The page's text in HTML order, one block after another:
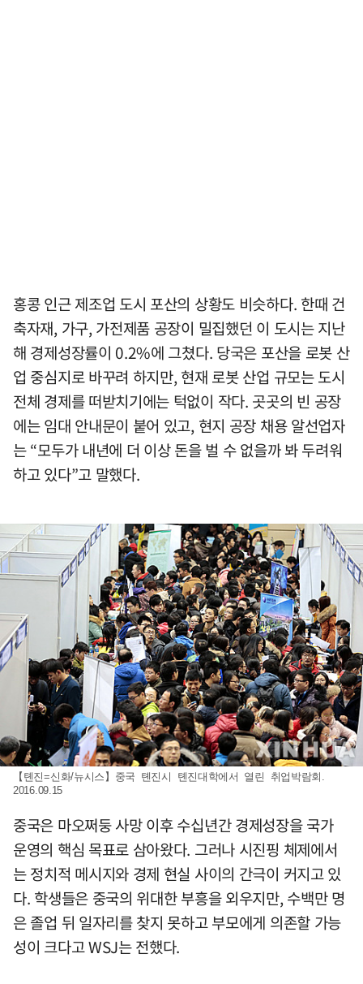
홍콩 인근 제조업 도시 포산의 상황도 비슷하다. 한때 건
축자재, 가구, 가전제품 공장이 밀집했던 이 도시는 지난
해 경제성장률이 0.2%에 그쳤다. 당국은 포산을 로봇 산
업 중심지로 바꾸려 하지만, 현재 로봇 산업 규모는 도시
전체 경제를 떠받치기에는 턱없이 작다. 곳곳의 빈 공장
에는 임대 안내문이 붙어 있고, 현지 공장 채용 알선업자
는 “모두가 내년에 더 이상 돈을 벌 수 없을까 봐 두려워
하고 있다”고 말했다.
【톈진=신화/뉴시스】중국 톈진시 톈진대학에서 열린 취업박람회.
2016.09.15
중국은 마오쩌둥 사망 이후 수십년간 경제성장을 국가
운영의 핵심 목표로 삼아왔다. 그러나 시진핑 체제에서
는 정치적 메시지와 경제 현실 사이의 간극이 커지고 있
다. 학생들은 중국의 위대한 부흥을 외우지만, 수백만 명
은 졸업 뒤 일자리를 찾지 못하고 부모에게 의존할 가능
성이 크다고 WSJ는 전했다.